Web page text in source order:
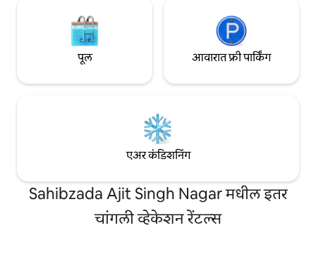
पूल आवारात फ्री पार्किंग
एअर कंडिशनिंग
Sahibzada Ajit Singh Nagar मधील इतर
चांगली व्हेकेशन रेंटल्स